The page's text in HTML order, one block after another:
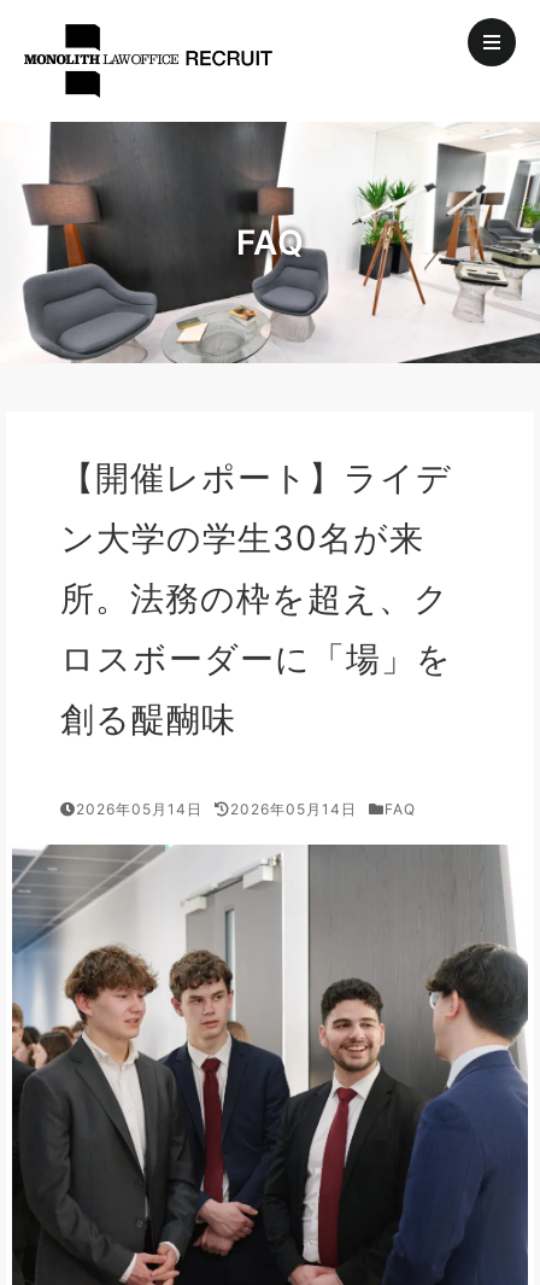
FAQ
【開催レポート】ライデ
ン大学の学生30名が来
所。法務の枠を超え、ク
ロスボーダーに「場」を
創る醍醐味
2026年05月14日 2026年05月14日 FAQ